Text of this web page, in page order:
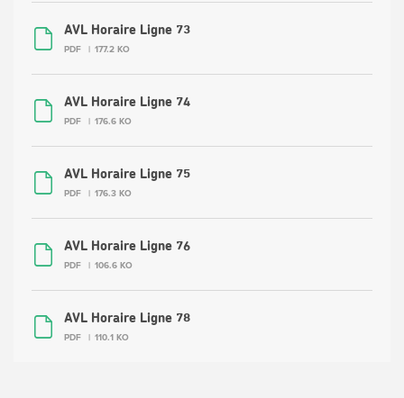
AVL Horaire Ligne 73
PDF 177.2 KO
AVL Horaire Ligne 74
PDF 176.6 KO
AVL Horaire Ligne 75
PDF 176.3 KO
AVL Horaire Ligne 76
PDF 106.6 KO
AVL Horaire Ligne 78
PDF 110.1 KO